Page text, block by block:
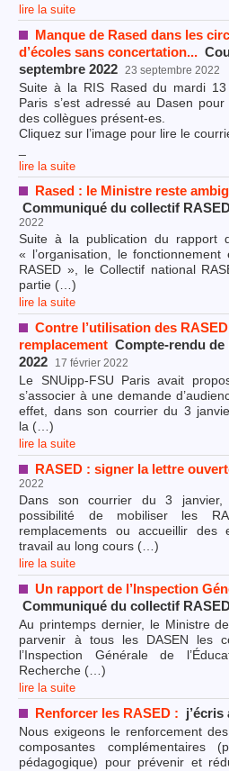
lire la suite
Manque de Rased dans les
d’écoles sans concertation...
septembre 2022
23 septembre 2022
Suite à la RIS Rased du mardi 13
Paris s’est adressé au Dasen
des collègues présent-es.
Cliquez sur l’image pour lire le
lire la suite
Rased : le Ministre reste
Communiqué du collectif
2022
Suite à la publication du rapport
« l’organisation, le
RASED », le Collectif national
partie (…)
lire la suite
Contre l’utilisation des
remplacement Compte-rendu de
2022
17 février 2022
Le SNUipp-FSU Paris avait
s’associer à une demande
effet, dans son courrier du 3
la (…)
lire la suite
RASED : signer la lettre
2022
Dans son courrier du 3
possibilité de mobiliser les
remplacements ou accueillir des
travail au long cours (…)
lire la suite
Un rapport de l’Inspection
Communiqué du collectif
Au printemps dernier, le Ministre
parvenir à tous les DASEN les
l’Inspection Générale de
Recherche (…)
lire la suite
Renforcer les RASED :
Nous exigeons le renforcement
composantes complémentaires
pédagogique) pour prévenir et